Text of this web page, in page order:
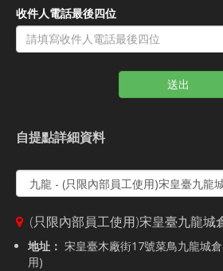
收件人電話最後四位
送出
自提點詳細資料
(只限內部員工使用)宋皇臺九龍城
地址： 宋皇臺木廠街17號菜鳥九龍城
用)